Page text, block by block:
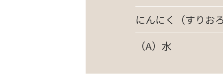
にんにく（すりお
（A）水